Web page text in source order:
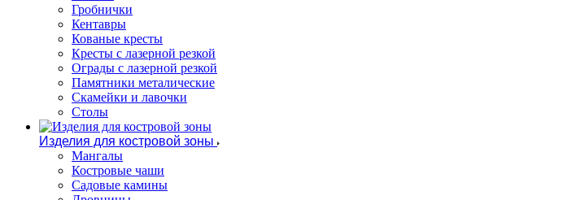
Гробнички
Кентавры
Кованые кресты
Кресты с лазерной резкой
Ограды с лазерной резкой
Памятники металические
Скамейки и лавочки
Столы
Изделия для костровой зоны
Мангалы
Костровые чаши
Садовые камины